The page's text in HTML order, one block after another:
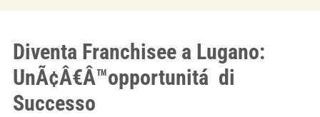
Diventa Franchisee a Lugano:
UnÃ¢Â€Â™opportunitá di
Successo